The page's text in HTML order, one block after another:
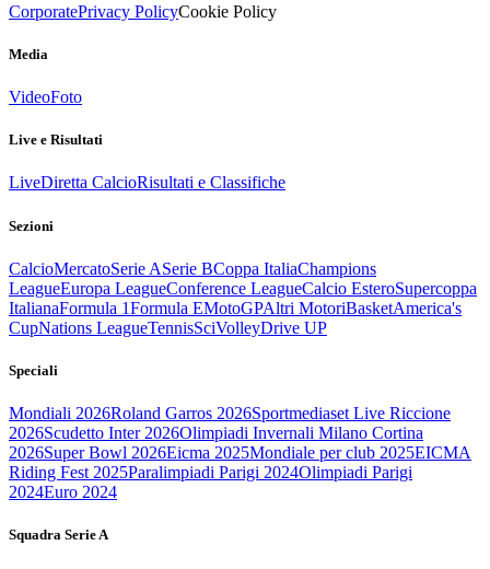
CorporatePrivacy PolicyCookie Policy
Media
VideoFoto
Live e Risultati
LiveDiretta CalcioRisultati e Classifiche
Sezioni
CalcioMercatoSerie ASerie BCoppa ItaliaChampions
LeagueEuropa LeagueConference LeagueCalcio EsteroSupercoppa
ItalianaFormula 1Formula EMotoGPAltri MotoriBasketAmerica's
CupNations LeagueTennisSciVolleyDrive UP
Speciali
Mondiali 2026Roland Garros 2026Sportmediaset Live Riccione
2026Scudetto Inter 2026Olimpiadi Invernali Milano Cortina
2026Super Bowl 2026Eicma 2025Mondiale per club 2025EICMA
Riding Fest 2025Paralimpiadi Parigi 2024Olimpiadi Parigi
2024Euro 2024
Squadra Serie A